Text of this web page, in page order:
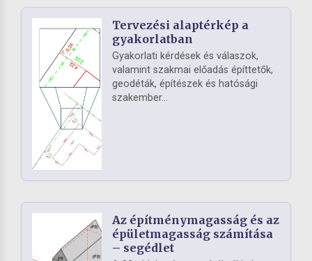
Tervezési alaptérkép a
gyakorlatban
Gyakorlati kérdések és válaszok,
valamint szakmai előadás építtetők,
geodéták, építészek és hatósági
szakember...
Az építménymagasság és az
épületmagasság számítása
– segédlet